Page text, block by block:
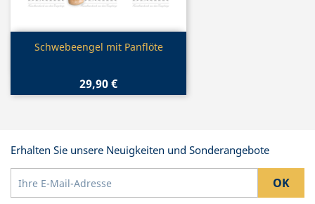
Vorschau
Schwebeengel mit Panflöte
29,90 €
Erhalten Sie unsere Neuigkeiten und Sonderangebote